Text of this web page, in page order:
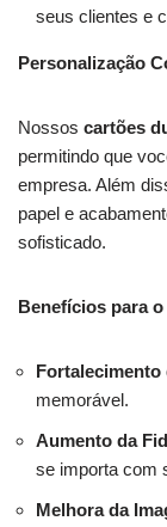
seus clientes e
Personalização
Nossos cartões
permitindo que
empresa. Além
papel e
sofisticado.
Benefícios para
Fortalecimento
memorável.
Aumento da
se importa com
Melhora da